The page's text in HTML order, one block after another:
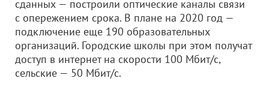
сданных — построили оптические каналы связи
с опережением срока. В плане на 2020 год —
подключение еще 190 образовательных
организаций. Городские школы при этом получат
доступ в интернет на скорости 100 Мбит/с,
сельские — 50 Мбит/с.